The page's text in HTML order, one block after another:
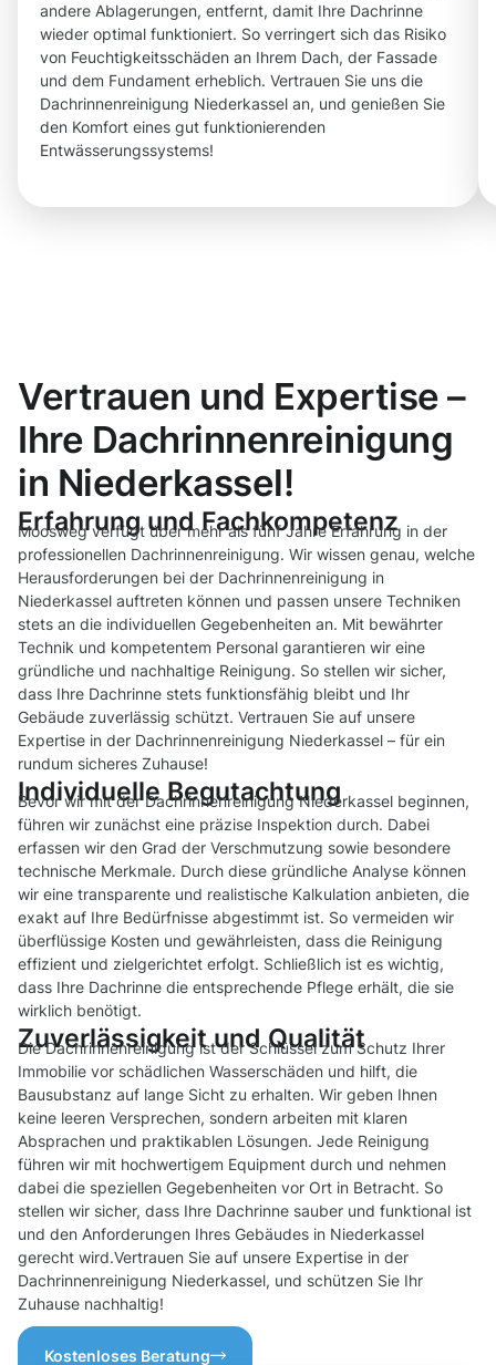
andere Ablagerungen, entfernt, damit Ihre Dachrinne
wieder optimal funktioniert. So verringert sich das Risiko
von Feuchtigkeitsschäden an Ihrem Dach, der Fassade
und dem Fundament erheblich. Vertrauen Sie uns die
Dachrinnenreinigung Niederkassel an, und genießen Sie
den Komfort eines gut funktionierenden
Entwässerungssystems!
Vertrauen und Expertise –
Ihre Dachrinnenreinigung
in Niederkassel!
Erfahrung und Fachkompetenz
Moosweg verfügt über mehr als fünf Jahre Erfahrung in der
professionellen Dachrinnenreinigung. Wir wissen genau, welche
Herausforderungen bei der Dachrinnenreinigung in
Niederkassel auftreten können und passen unsere Techniken
stets an die individuellen Gegebenheiten an. Mit bewährter
Technik und kompetentem Personal garantieren wir eine
gründliche und nachhaltige Reinigung. So stellen wir sicher,
dass Ihre Dachrinne stets funktionsfähig bleibt und Ihr
Gebäude zuverlässig schützt. Vertrauen Sie auf unsere
Expertise in der Dachrinnenreinigung Niederkassel – für ein
rundum sicheres Zuhause!
Individuelle Begutachtung
Bevor wir mit der Dachrinnenreinigung Niederkassel beginnen,
führen wir zunächst eine präzise Inspektion durch. Dabei
erfassen wir den Grad der Verschmutzung sowie besondere
technische Merkmale. Durch diese gründliche Analyse können
wir eine transparente und realistische Kalkulation anbieten, die
exakt auf Ihre Bedürfnisse abgestimmt ist. So vermeiden wir
überflüssige Kosten und gewährleisten, dass die Reinigung
effizient und zielgerichtet erfolgt. Schließlich ist es wichtig,
dass Ihre Dachrinne die entsprechende Pflege erhält, die sie
wirklich benötigt.
Zuverlässigkeit und Qualität
Die Dachrinnenreinigung ist der Schlüssel zum Schutz Ihrer
Immobilie vor schädlichen Wasserschäden und hilft, die
Bausubstanz auf lange Sicht zu erhalten. Wir geben Ihnen
keine leeren Versprechen, sondern arbeiten mit klaren
Absprachen und praktikablen Lösungen. Jede Reinigung
führen wir mit hochwertigem Equipment durch und nehmen
dabei die speziellen Gegebenheiten vor Ort in Betracht. So
stellen wir sicher, dass Ihre Dachrinne sauber und funktional ist
und den Anforderungen Ihres Gebäudes in Niederkassel
gerecht wird.Vertrauen Sie auf unsere Expertise in der
Dachrinnenreinigung Niederkassel, und schützen Sie Ihr
Zuhause nachhaltig!
Kostenloses Beratung